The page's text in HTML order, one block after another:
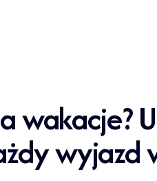
wakacje?
wyjazd